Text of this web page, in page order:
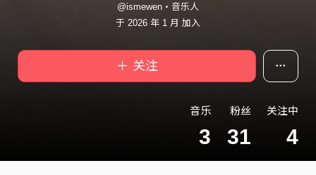
@ismewen・音乐人
于 2026 年 1 月 加入
＋ 关注
音乐
3
粉丝
31
关注中
4